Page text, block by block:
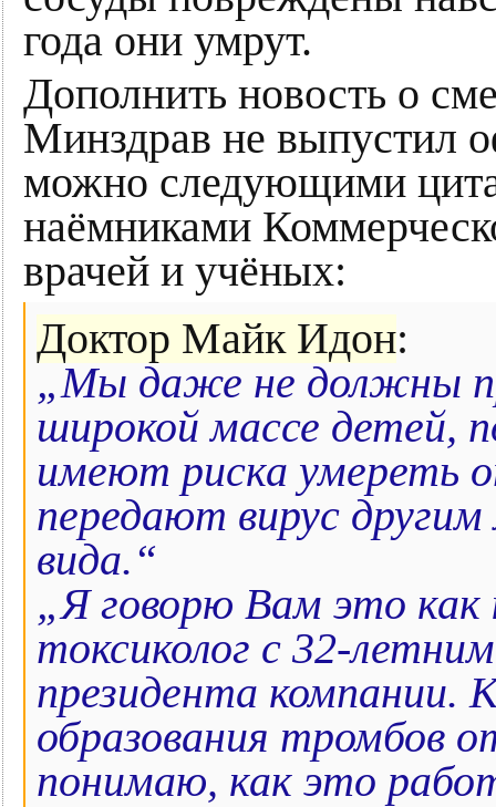
года они умрут.
Дополнить новость о
Минздрав не выпустил
можно следующими
наёмниками
врачей и учёных:
Доктор Майк Идон:
„Мы даже не должны
широкой массе детей,
имеют риска умереть
передают вирус
вида.“
„Я говорю Вам это как
токсиколог с 32-
президента компании.
образования тромбов
понимаю, как это